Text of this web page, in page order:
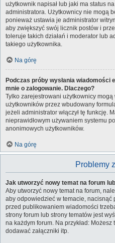
użytkownik napisał lub jaki ma status
administratora. Użytkownicy nie mogą
ponieważ ustawia je administrator
aby zwiększyć swój licznik postów i
toleruje takich działań i moderator lub
takiego użytkownika.
Na górę
Podczas próby wysłania
mnie o zalogowanie. Dlaczego?
Tylko zarejestrowani użytkownicy mogą
użytkowników przez wbudowany
jeżeli administrator włączył tę funkcję.
nieprawidłowym używaniem systemu
anonimowych użytkowników.
Na górę
Problemy
Jak utworzyć nowy temat na forum
Aby utworzyć nowy temat na forum,
aby odpowiedzieć w temacie, nacisnąć
przed publikowaniem wiadomości
strony forum lub strony tematów jest
na każdym forum. Na przykład:
dodawać załączniki itp.